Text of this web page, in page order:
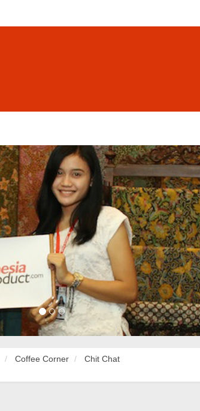
Coffee Corner
Chit Chat